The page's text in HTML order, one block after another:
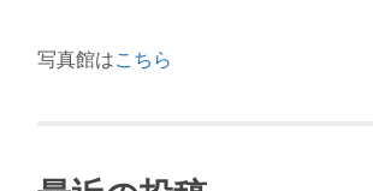
写真館はこちら